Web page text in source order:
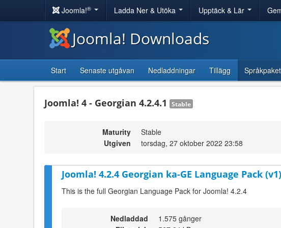
Joomla!® Ladda Ner & Utöka Upptäck & Lär
Joomla! Downloads
Start Senaste utgåvan Nedladdningar Tillägg Språkpaket
Joomla! 4 - Georgian 4.2.4.1 Stable
Maturity
Stable
Utgiven
torsdag, 27 oktober 2022 23:58
Joomla! 4.2.4 Georgian ka-GE Language Pack (v1)
This is the full Georgian Language Pack for Joomla! 4.2.4
Nedladdad
1.575 gånger